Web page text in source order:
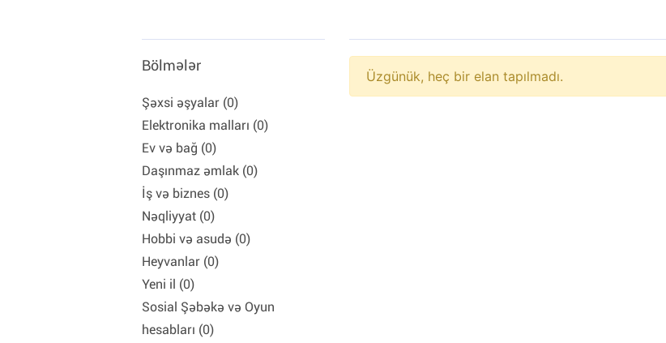
Bölmələr
Şəxsi əşyalar (0)
Elektronika malları (0)
Ev və bağ (0)
Daşınmaz əmlak (0)
İş və biznes (0)
Nəqliyyat (0)
Hobbi və asudə (0)
Heyvanlar (0)
Yeni il (0)
Sosial Şəbəkə və Oyun
hesabları (0)
Üzgünük, heç bir elan tapılmadı.